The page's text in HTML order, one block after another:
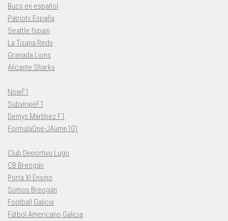
Bucs en español
Patriots España
Seattle fspain
La Tisana Reds
Granada Lions
Alicante Sharks
NowF1
SubvirajeF1
Demys Martínez F1
FormulaOne-JAume101
Club Deportivo Lugo
CB Breogán
Porta XI Ensino
Somos Breogán
Football Galicia
Fútbol Americano Galicia